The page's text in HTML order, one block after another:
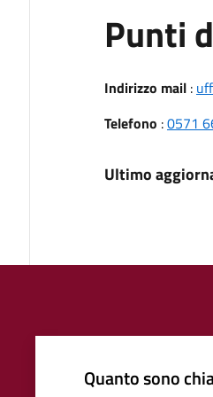
Punti
Indirizzo mail:
Telefono :0571
Ultimo
Quanto sono